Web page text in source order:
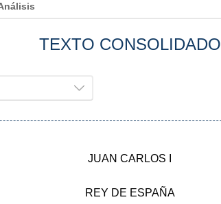
TEXTO CONSOLIDADO
JUAN CARLOS I
REY DE ESPAÑA